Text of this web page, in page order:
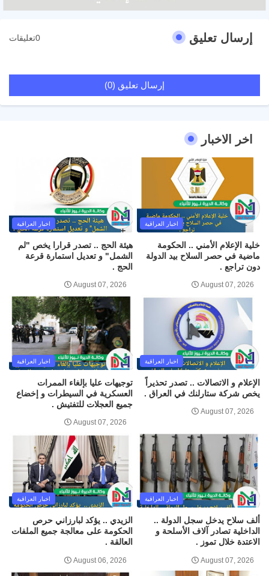
إرسال تعليق 0تعليقات
إرسال تعليق (0)
اخر الاخبار
اخبار العراقية
خلية الإعلام الأمني .. الحكومة
ماضية في حصر السلاح بيد الدولة
دون تراجع .
August 07, 2026
اخبار العراقية
هيئة الحج .. تصدر قرارا يخص "لم
الشمل" و تعديل استمارة قرعة
الحج .
August 07, 2026
اخبار العراقية
الإعلام و الاتصالات .. تصدر تحذيراً
يخص شركة ستارلنك في العراق .
August 07, 2026
اخبار العراقية
توجيهات عليا بإلغاء الممرات
العسكرية في السيطرات و إخضاع
جميع العجلات للتفتيش .
August 07, 2026
اخبار العراقية
ألف سلاح يدخل سجل الدولة ..
الداخلية تصادر آلاف الأسلحة و
الاعتدة خلال تموز .
August 07, 2026
اخبار العراقية
الزيدي .. يؤكد لبارزاني حرص
الحكومة على معالجة جميع الملفات
العالقة .
August 06, 2026